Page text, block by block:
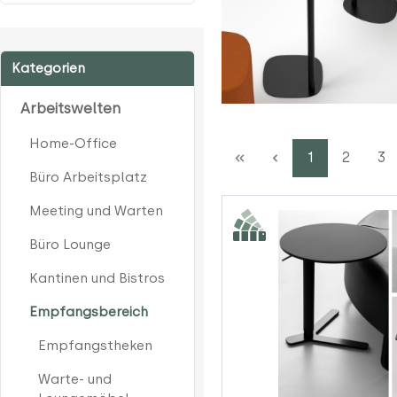
Kategorien
Arbeitswelten
Home-Office
Büro Arbeitsplatz
Meeting und Warten
Büro Lounge
Kantinen und Bistros
Empfangsbereich
Empfangstheken
Warte- und
Seite
1 Seite
2 3